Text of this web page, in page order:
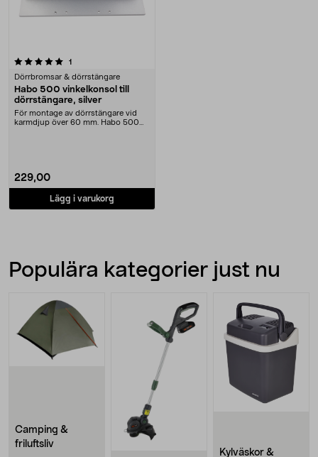
1
Dörrbromsar & dörrstängare
Habo 500 vinkelkonsol till
dörrstängare, silver
För montage av dörrstängare vid
karmdjup över 60 mm. Habo 500
229,00
Lägg i varukorg
Populära kategorier just nu
Camping &
friluftsliv
Kylväskor &